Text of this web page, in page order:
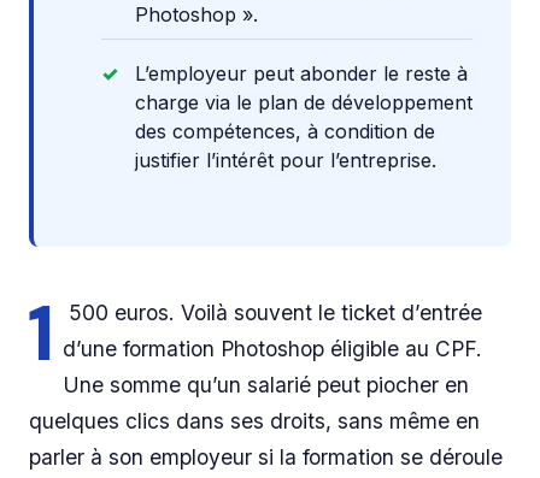
Photoshop ».
L’employeur peut abonder le reste à
charge via le plan de développement
des compétences, à condition de
justifier l’intérêt pour l’entreprise.
1
500 euros. Voilà souvent le ticket d’entrée
d’une formation Photoshop éligible au CPF.
Une somme qu’un salarié peut piocher en
quelques clics dans ses droits, sans même en
parler à son employeur si la formation se déroule